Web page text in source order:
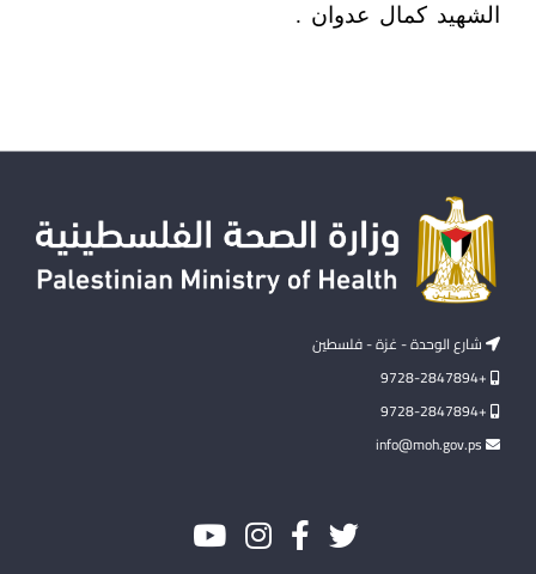
الشهيد كمال عدوان .
شارع الوحدة - غزة - فلسطين
+9728-2847894
+9728-2847894